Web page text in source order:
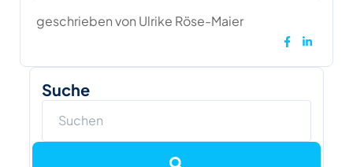
geschrieben von Ulrike Röse-Maier
Suche